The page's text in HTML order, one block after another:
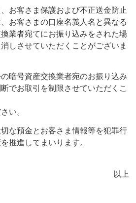
お客さま保護および不正送金防止
お客さまの口座名義人名と異なる
業者宛てにお振り込みをされた場
しさせていただくことがございま
暗号資産交換業者宛のお振り込み
でお取引を制限させていただくこ
い。
な預金とお客さま情報等を犯罪行
推進してまいります。
以上